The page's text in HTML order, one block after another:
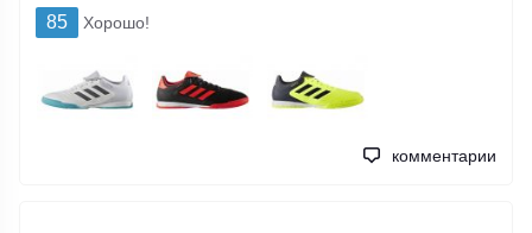
85 Хорошо!
комментарии